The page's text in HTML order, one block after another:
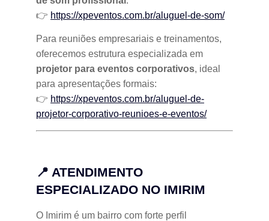
👉 https://xpeventos.com.br/aluguel-de-som/
Para reuniões empresariais e treinamentos,
oferecemos estrutura especializada em
projetor para eventos corporativos, ideal
para apresentações formais:
👉 https://xpeventos.com.br/aluguel-de-
projetor-corporativo-reunioes-e-eventos/
📍 ATENDIMENTO
ESPECIALIZADO NO IMIRIM
O Imirim é um bairro com forte perfil